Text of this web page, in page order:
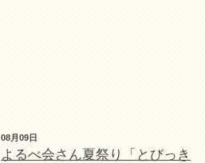
08月09日
よるべ会さん夏祭り「とびっき